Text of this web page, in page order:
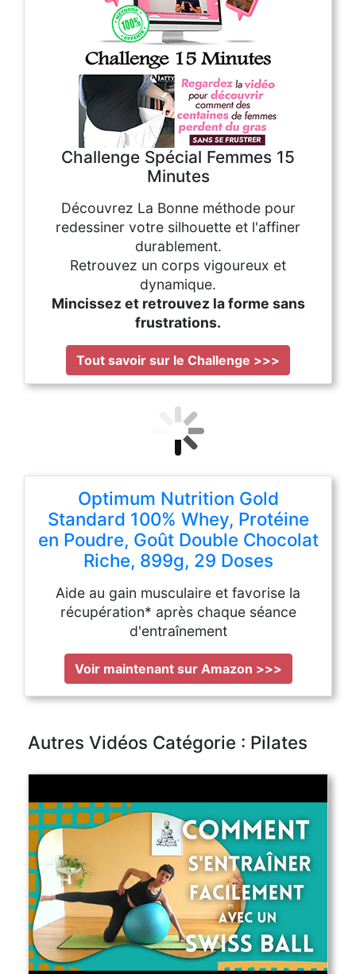
Challenge Spécial Femmes 15
Minutes
Découvrez La Bonne méthode pour
redessiner votre silhouette et l'affiner
durablement.
Retrouvez un corps vigoureux et
dynamique.
Mincissez et retrouvez la forme sans
frustrations.
Tout savoir sur le Challenge >>>
Optimum Nutrition Gold
Standard 100% Whey, Protéine
en Poudre, Goût Double Chocolat
Riche, 899g, 29 Doses
Aide au gain musculaire et favorise la
récupération* après chaque séance
d'entraînement
Voir maintenant sur Amazon >>>
Autres Vidéos Catégorie : Pilates